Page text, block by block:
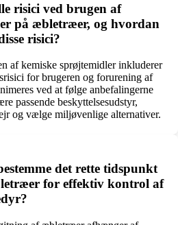
risici ved brugen af
på æbletræer, og hvordan
risici?
af kemiske sprøjtemidler inkluderer
for brugeren og forurening af
ved at følge anbefalingerne
passende beskyttelsesudstyr,
og vælge miljøvenlige alternativer.
det rette tidspunkt
for effektiv kontrol af